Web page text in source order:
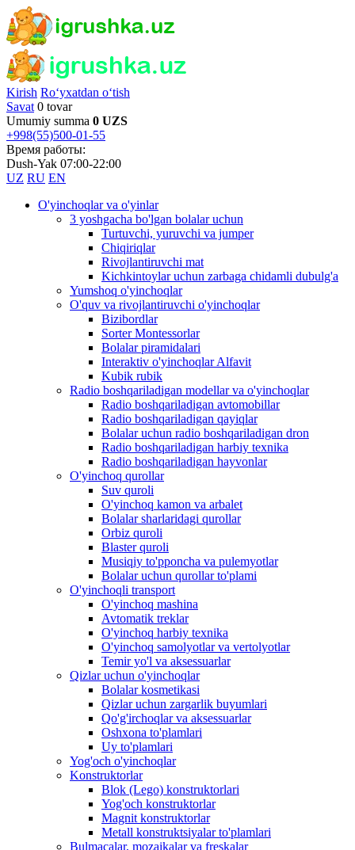
Kirish Ro‘yxatdan o‘tish
Savat 0 tovar
Umumiy summa 0 UZS
+998(55)500-01-55
Время работы:
Dush-Yak 07:00-22:00
UZ RU EN
O'yinchoqlar va o'yinlar
3 yoshgacha bo'lgan bolalar uchun
Turtuvchi, yuruvchi va jumper
Chiqiriqlar
Rivojlantiruvchi mat
Kichkintoylar uchun zarbaga chidamli dubulg'a
Yumshoq o'yinchoqlar
O'quv va rivojlantiruvchi o'yinchoqlar
Bizibordlar
Sorter Montessorlar
Bolalar piramidalari
Interaktiv o'yinchoqlar Alfavit
Kubik rubik
Radio boshqariladigan modellar va o'yinchoqlar
Radio boshqariladigan avtomobillar
Radio boshqariladigan qayiqlar
Bolalar uchun radio boshqariladigan dron
Radio boshqariladigan harbiy texnika
Radio boshqariladigan hayvonlar
O'yinchoq qurollar
Suv quroli
O'yinchoq kamon va arbalet
Bolalar sharlaridagi qurollar
Orbiz quroli
Blaster quroli
Musiqiy to'pponcha va pulemyotlar
Bolalar uchun qurollar to'plami
O'yinchoqli transport
O'yinchoq mashina
Avtomatik treklar
O'yinchoq harbiy texnika
O'yinchoq samolyotlar va vertolyotlar
Temir yo'l va aksessuarlar
Qizlar uchun o'yinchoqlar
Bolalar kosmetikasi
Qizlar uchun zargarlik buyumlari
Qo'g'irchoqlar va aksessuarlar
Oshxona to'plamlari
Uy to'plamlari
Yog'och o'yinchoqlar
Konstruktorlar
Blok (Lego) konstruktorlari
Yog'och konstruktorlar
Magnit konstruktorlar
Metall konstruktsiyalar to'plamlari
Bulmacalar, mozaikalar va freskalar